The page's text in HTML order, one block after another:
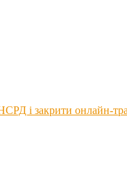
і закрити онлайн-